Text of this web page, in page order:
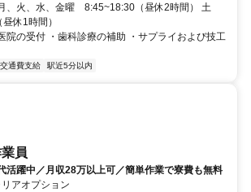
、火、水、金曜 8:45~18:30（昼休2時間） 土
休1時間）
院の受付 ・歯科診療の補助 ・サプライおよび技工
交通費支給 駅近5分以内
員
活躍中／月収28万以上可／簡単作業で寮費も無料
アオプション